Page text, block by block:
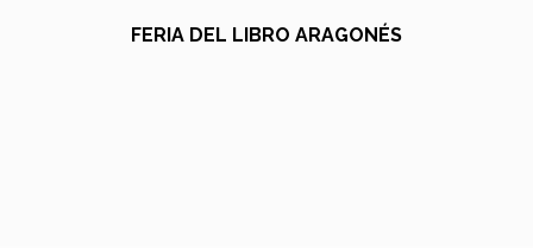
FERIA DEL LIBRO ARAGONÉS